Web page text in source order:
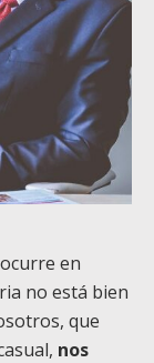
en
no está bien
que
nos